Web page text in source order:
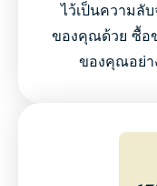
ไว้เป็นความลั
ของคุณด้วย ซื้อ
ของคุณอย่า